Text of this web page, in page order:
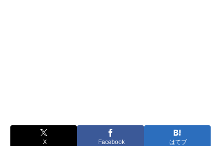
X Facebook はてブ